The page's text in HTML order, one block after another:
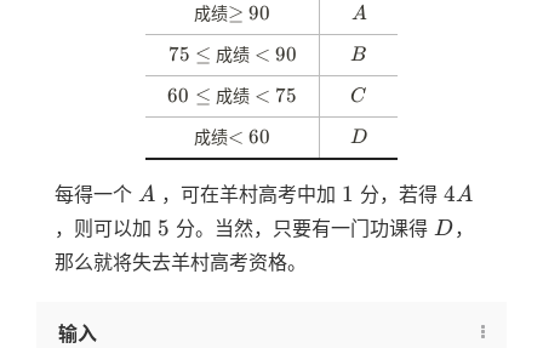
成绩\
g
e
≥ 9
0
90 A
A
7
5
75 \
l
e
≤ 成绩 \
l
t
< 9
0
90 B
B
6
0
e
60 ≤ 成绩 \
l
t
< 7
5
75 C
C
成绩\
l
t
6
0
< 60 D
D
每得一个 A
A ，可在羊村高考中加 1
1 分，若得 4A
4A
，则可以加 5
5 分。当然，只要有一门功课得 D
D，
那么就将失去羊村高考资格。
输入